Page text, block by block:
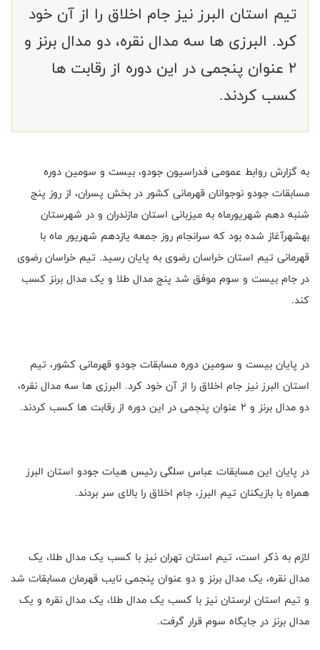
تیم استان البرز نیز جام اخلاق را از آن خود
کرد. البرزی ها سه مدال نقره، دو مدال برنز و
2 عنوان پنجمی در این دوره از رقابت ها
کسب کردند.
به گزارش روابط عمومی فدراسیون جودو، بیست و سومین دوره
مسابقات جودو نوجوانان قهرمانی کشور در بخش پسران، از روز پنج
شنبه دهم شهریورماه به میزبانی استان مازندران و در شهرستان
بهشهرآغاز شده بود که سرانجام روز جمعه یازدهم شهریور ماه با
قهرمانی تیم استان خراسان رضوی به پایان رسید. تیم خراسان رضوی
در جام بیست و سوم موفق شد پنج مدال طلا و یک مدال برنز کسب
کند.
در پایان بیست و سومین دوره مسابقات جودو قهرمانی کشور، تیم
استان البرز نیز جام اخلاق را از آن خود کرد. البرزی ها سه مدال نقره،
دو مدال برنز و 2 عنوان پنجمی در این دوره از رقابت ها کسب کردند.
در پایان این مسابقات عباس سلگی رئیس هیات جودو استان البرز
همراه با بازیکنان تیم البرز، جام اخلاق را بالای سر بردند.
لازم به ذکر است، تیم استان تهران نیز با کسب یک مدال طلا، یک
مدال نقره، یک مدال برنز و دو عنوان پنجمی نایب قهرمان مسابقات شد
و تیم استان لرستان نیز با کسب یک مدال طلا، یک مدال نقره و یک
مدال برنز در جایگاه سوم قرار گرفت.